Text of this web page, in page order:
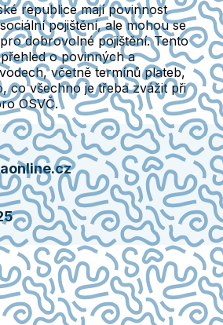
republice mají povinnost
pojištění, ale mohou se
dobrovolné pojištění. Tento
o povinných a
včetně termínů plateb,
co všechno je třeba zvážit při
OSVČ.